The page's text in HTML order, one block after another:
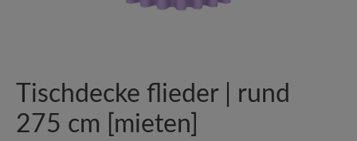
Tischdecke flieder | rund
275 cm [mieten]